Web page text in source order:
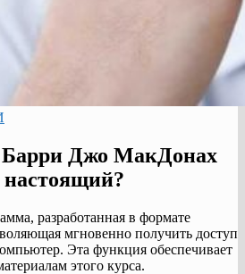
Джо МакДонах
разработанная в формате
мгновенно получить доступ
Эта функция обеспечивает
этого курса.